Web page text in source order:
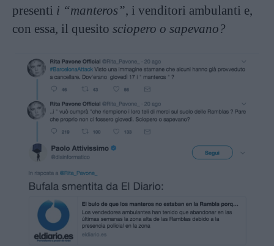
presenti i “manteros”, i venditori ambulanti e,
con essa, il quesito sciopero o sapevano?